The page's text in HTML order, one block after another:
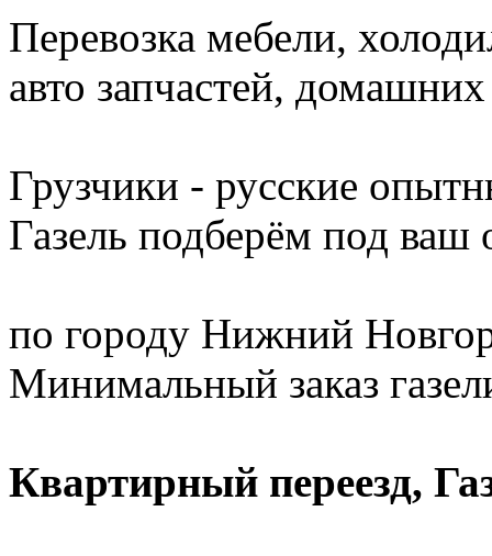
Перевозка мебели,
авто запчастей,
Грузчики - русские
Газель подберём под
по городу Нижний
Минимальный заказ
Квартирный переезд,